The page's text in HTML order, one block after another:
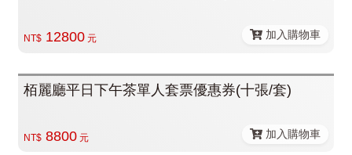
NT$12800元 加入購物車
栢麗廳平日下午茶單人套票優惠券(十張/套)
NT$8800元 加入購物車